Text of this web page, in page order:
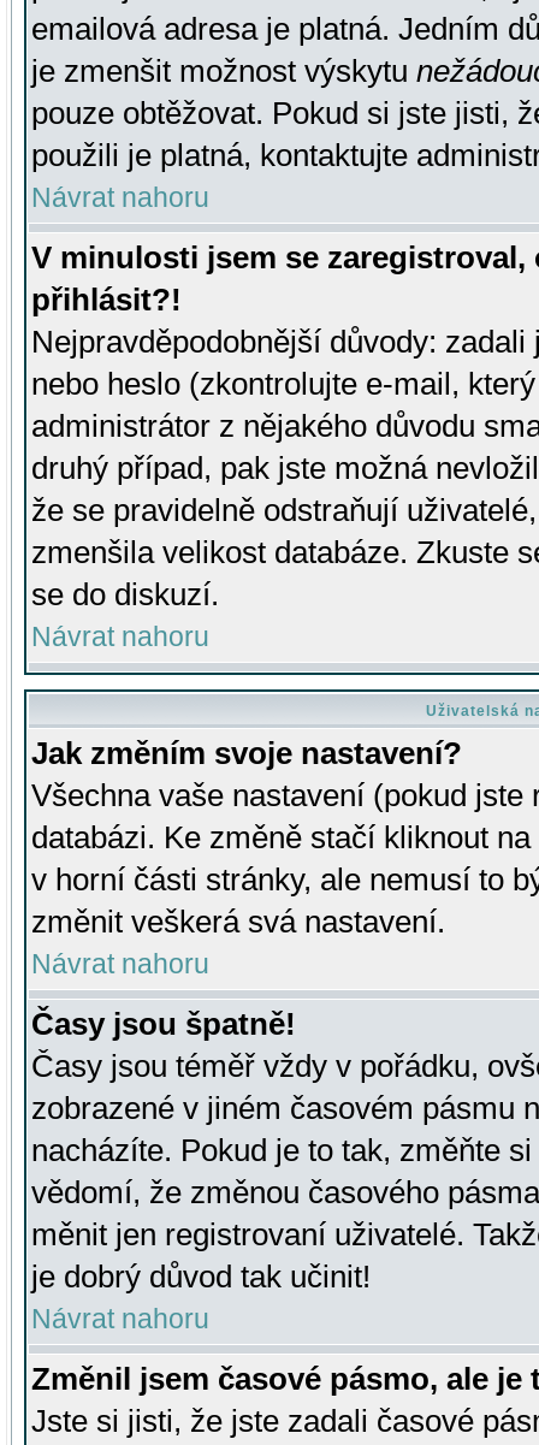
emailová adresa je platná. Jedním
je zmenšit možnost výskytu
pouze obtěžovat. Pokud si jste jisti,
použili je platná, kontaktujte
Návrat nahoru
V minulosti jsem se
přihlásit?!
Nejpravděpodobnější důvody:
nebo heslo (zkontrolujte e-mail,
administrátor z nějakého důvodu
druhý případ, pak jste možná
že se pravidelně odstraňují
zmenšila velikost databáze. Zkuste
se do diskuzí.
Návrat nahoru
Uživatelská
Jak změním svoje nastavení?
Všechna vaše nastavení (pokud
databázi. Ke změně stačí kliknout
v horní části stránky, ale nemusí to
změnit veškerá svá nastavení.
Návrat nahoru
Časy jsou špatně!
Časy jsou téměř vždy v pořádku,
zobrazené v jiném časovém pásmu
nacházíte. Pokud je to tak, změňte
vědomí, že změnou časového
měnit jen registrovaní uživatelé.
je dobrý důvod tak učinit!
Návrat nahoru
Změnil jsem časové pásmo, ale je
Jste si jisti, že jste zadali časové